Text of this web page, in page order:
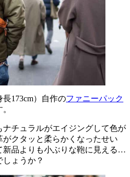
173cm）自作のファニーパック
チュラルがエイジングして色が
クタッと柔らかくなったせい
新品よりも小ぶりな鞄に見える…
ょうか？